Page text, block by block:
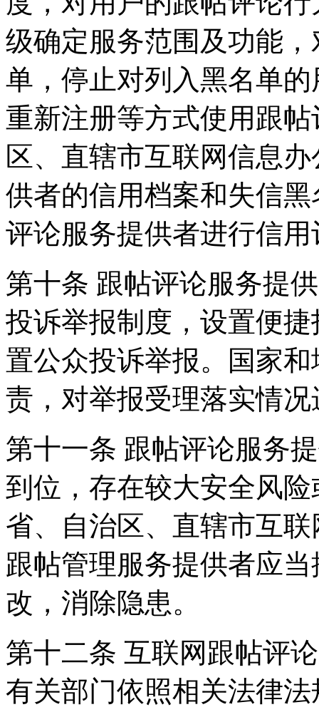
级确定服务范围及功能
单，停止对列入黑名单
重新注册等方式使用跟
区、直辖市互联网信息
供者的信用档案和失信
评论服务提供者进行信用
第十条 跟帖评论服务提
投诉举报制度，设置便
置公众投诉举报。国家
责，对举报受理落实情
第十一条 跟帖评论服务
到位，存在较大安全风
省、自治区、直辖市互
跟帖管理服务提供者应
改，消除隐患。
第十二条 互联网跟帖评
有关部门依照相关法律